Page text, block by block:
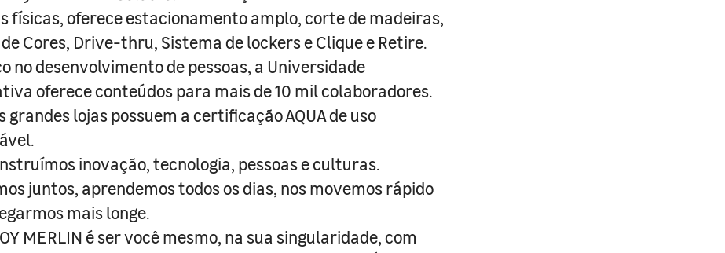
físicas, oferece estacionamento amplo, corte de madeiras,
Cores, Drive-thru, Sistema de lockers e Clique e Retire.
no desenvolvimento de pessoas, a Universidade
oferece conteúdos para mais de 10 mil colaboradores.
grandes lojas possuem a certificação AQUA de uso
inovação, tecnologia, pessoas e culturas.
juntos, aprendemos todos os dias, nos movemos rápido
mais longe.
MERLIN é ser você mesmo, na sua singularidade, com